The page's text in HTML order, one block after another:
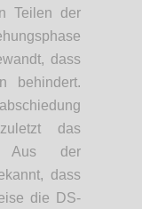
Teilen der
dass
behindert.
das
Aus der
dass
die DS-